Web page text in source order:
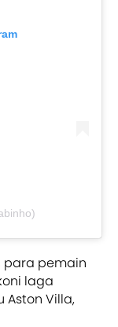
para pemain
laga
Aston Villa,